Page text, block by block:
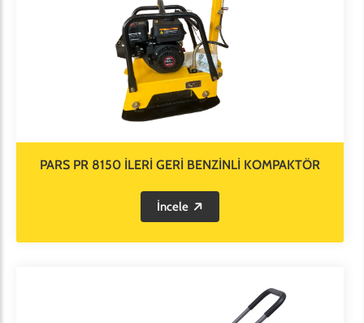
PARS PR 8150 İLERİ GERİ BENZİNLİ KOMPAKTÖR
İncele